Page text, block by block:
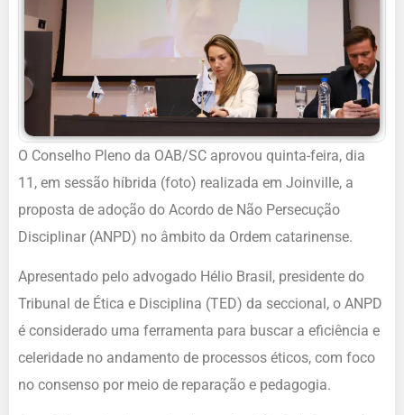
O Conselho Pleno da OAB/SC aprovou quinta-feira, dia
11, em sessão híbrida (foto) realizada em Joinville, a
proposta de adoção do Acordo de Não Persecução
Disciplinar (ANPD) no âmbito da Ordem catarinense.
Apresentado pelo advogado Hélio Brasil, presidente do
Tribunal de Ética e Disciplina (TED) da seccional, o ANPD
é considerado uma ferramenta para buscar a eficiência e
celeridade no andamento de processos éticos, com foco
no consenso por meio de reparação e pedagogia.